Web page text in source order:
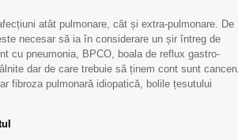
atât pulmonare, cât și extra-pulmonare. De
necesar să ia în considerare un șir întreg de
cu pneumonia, BPCO, boala de reflux gastro-
dar de care trebuie să ținem cont sunt
fibroza pulmonară idiopatică, bolile țesutului